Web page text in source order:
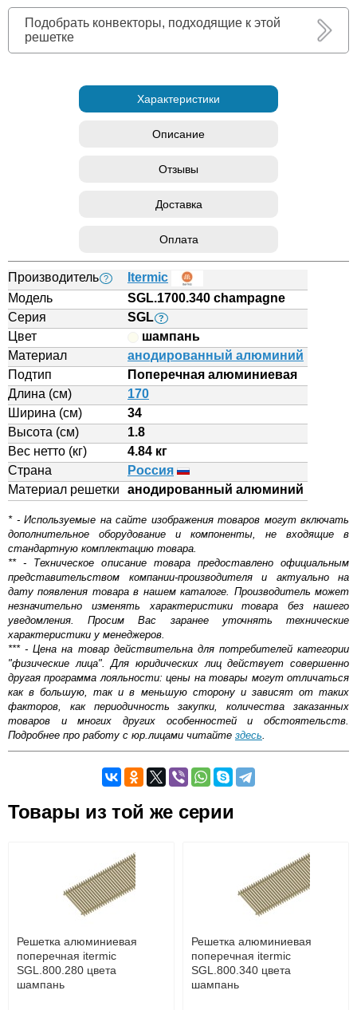
Подобрать конвекторы, подходящие к этой
решетке
Характеристики
Описание
Отзывы
Доставка
Оплата
Производитель ?
Itermic
Модель
SGL.1700.340 champagne
Серия
SGL ?
Цвет
шампань
Материал
анодированный алюминий
Подтип
Поперечная алюминиевая
Длина (см)
170
Ширина (см)
34
Высота (см)
1.8
Вес нетто (кг)
4.84 кг
Страна
Россия
Материал решетки
aнодированный алюминий
* - Используемые на сайте изображения товаров могут включать
дополнительное оборудование и компоненты, не входящие в
стандартную комплектацию товара.
** - Техническое описание товара предоставлено официальным
представительством компании-производителя и актуально на
дату появления товара в нашем каталоге. Производитель может
незначительно изменять характеристики товара без нашего
уведомления. Просим Вас заранее уточнять технические
характеристики у менеджеров.
*** - Цена на товар действительна для потребителей категории
"физические лица". Для юридических лиц действует совершенно
другая программа лояльности: цены на товары могут отличаться
как в большую, так и в меньшую сторону и зависят от таких
факторов, как периодичность закупки, количества заказанных
товаров и многих других особенностей и обстоятельств.
Подробнее про работу с юр.лицами читайте здесь.
Оставьте отзыв
Доставка сантехники по Москве и Московской области
Наличный расчёт
Банковской картой на сайте в режиме реального
времени
Банковской картой при получении товара как при
Интернет-деньгами (Yandex-деньги, Web-money,
Qiwi-кошельки и другие).
Безналичный расчёт (возможно и с НДС)
подробнее...
Товары из той же серии
Решетка алюминиевая
поперечная itermic
SGL.800.280 цвета
шампань
Решетка алюминиевая
поперечная itermic
SGL.800.340 цвета
шампань